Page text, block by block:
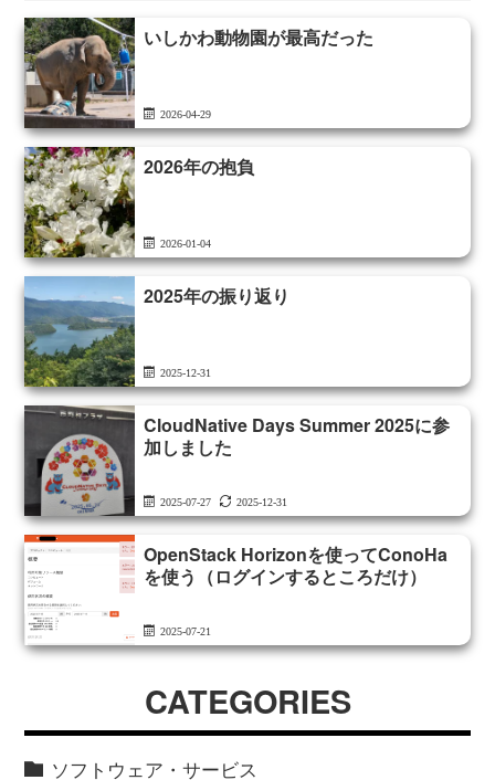
いしかわ動物園が最高だった
2026-04-29
2026年の抱負
2026-01-04
2025年の振り返り
2025-12-31
CloudNative Days Summer 2025に参
加しました
2025-07-27 2025-12-31
OpenStack Horizonを使ってConoHa
を使う（ログインするところだけ）
2025-07-21
CATEGORIES
ソフトウェア・サービス